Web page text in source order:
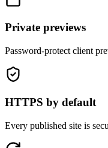
Private previews
Password-protect client
HTTPS by default
Every published site is